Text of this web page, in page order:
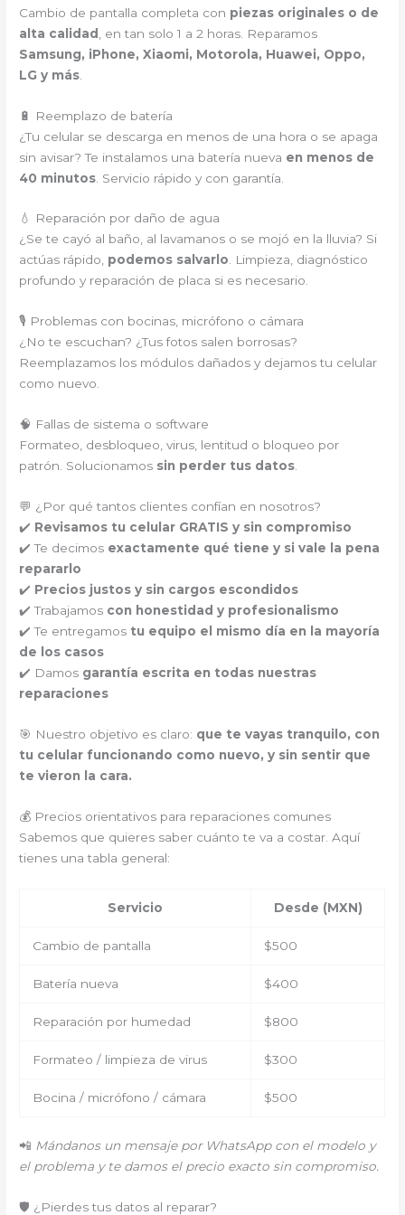
Cambio de pantalla completa con piezas originales o de
alta calidad
, en tan solo 1 a 2 horas. Reparamos
Samsung, iPhone, Xiaomi, Motorola, Huawei, Oppo,
LG y más
🔋 Reemplazo de batería
¿Tu celular se descarga en menos de una hora o se apaga
sin avisar? Te instalamos una batería nueva en menos de
40 minutos . Servicio rápido y con garantía.
💧 Reparación por daño de agua
¿Se te cayó al baño, al lavamanos o se mojó en la lluvia? Si
actúas rápido, podemos salvarlo. Limpieza, diagnóstico
profundo y reparación de placa si es necesario.
🎙️ Problemas con bocinas, micrófono o cámara
¿No te escuchan? ¿Tus fotos salen borrosas?
Reemplazamos los módulos dañados y dejamos tu celular
como nuevo.
🧠 Fallas de sistema o software
Formateo, desbloqueo, virus, lentitud o bloqueo por
patrón. Solucionamos sin perder tus datos
💬 ¿Por qué tantos clientes confían en nosotros?
✔️ Revisamos tu celular GRATIS y sin compromiso
✔️ Te decimos exactamente qué tiene y si vale la pena
repararlo
✔️ Precios justos y sin cargos escondidos
✔️ Trabajamos con honestidad y profesionalismo
✔️ Te entregamos tu equipo el mismo día en la mayoría
de los casos
✔️ Damos garantía escrita en todas nuestras
reparaciones
🎯 Nuestro objetivo es claro: que te vayas tranquilo, con
tu celular funcionando como nuevo, y sin sentir que
te vieron la cara.
💰 Precios orientativos para reparaciones comunes
Sabemos que quieres saber cuánto te va a costar. Aquí
tienes una tabla general:
Servicio Desde (MXN)
Cambio de pantalla $500
Batería nueva $400
Reparación por humedad $800
Formateo / limpieza de virus $300
Bocina / micrófono / cámara $500
📲 Mándanos un mensaje por WhatsApp con el modelo y
el problema y te damos el precio exacto sin compromiso.
🛡️ ¿Pierdes tus datos al reparar?